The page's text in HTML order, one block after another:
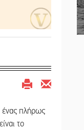
ένας πλήρως
το